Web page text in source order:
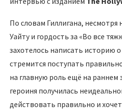
По словам Гиллигана, несмотря
Уайту и гордость за «Во все
захотелось написать историю
стремится поступать
на главную роль ещё на раннем
героиня получилась
действовать правильно и